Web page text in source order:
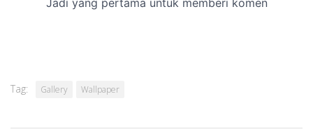
Tag: Gallery Wallpaper